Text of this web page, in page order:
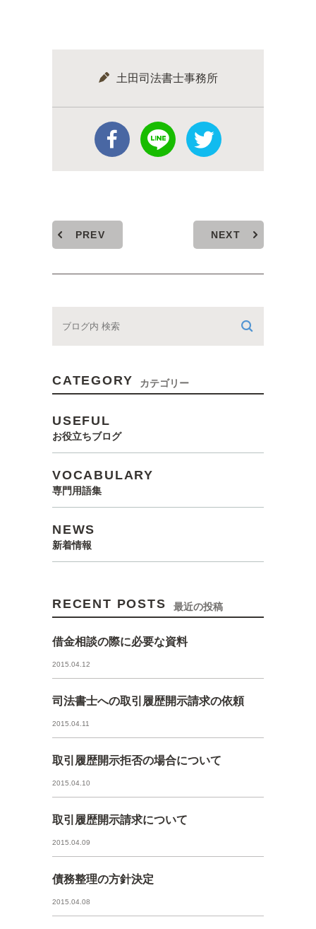
土田司法書士事務所
PREV NEXT
CATEGORY カテゴリー
USEFUL
お役立ちブログ
VOCABULARY
専門用語集
NEWS
新着情報
RECENT POSTS 最近の投稿
借金相談の際に必要な資料
2015.04.12
司法書士への取引履歴開示請求の依頼
2015.04.11
取引履歴開示拒否の場合について
2015.04.10
取引履歴開示請求について
2015.04.09
債務整理の方針決定
2015.04.08